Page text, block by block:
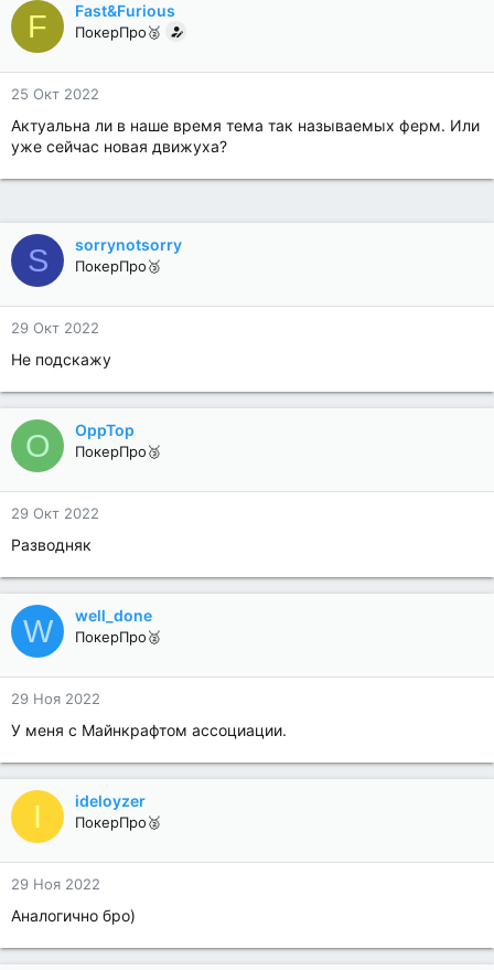
F Fast&Furious
ПокерПро🥈
25 Окт 2022
Актуальна ли в наше время тема так называемых ферм. Или
уже сейчас новая движуха?
S sorrynotsorry
ПокерПро🥉
29 Окт 2022
Не подскажу
O OppTop
ПокерПро🥉
29 Окт 2022
Разводняк
W well_done
ПокерПро🥈
29 Ноя 2022
У меня с Майнкрафтом ассоциации.
I ideloyzer
ПокерПро🥈
29 Ноя 2022
Аналогично бро)